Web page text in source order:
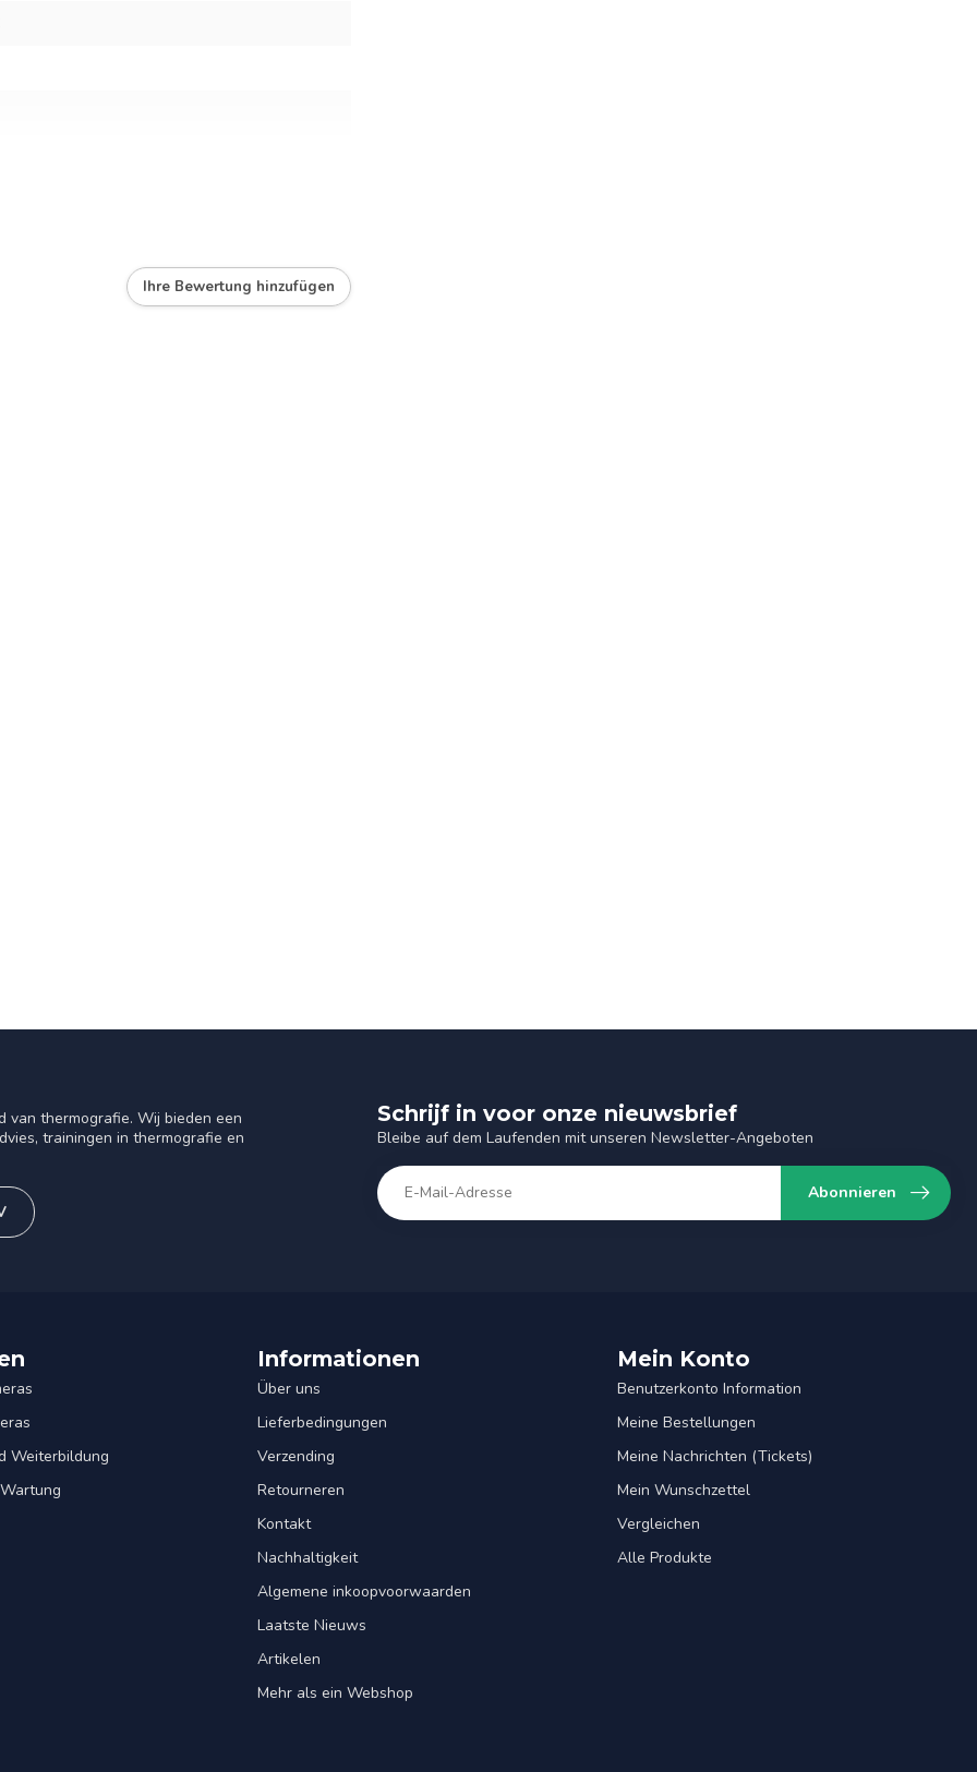
Ihre Bewertung hinzufügen
van thermografie. Wij bieden een
trainingen in thermografie en
Schrijf in voor onze nieuwsbrief
Bleibe auf dem Laufenden mit unseren Newsletter-Angeboten
Abonnieren
Weiterbildung
Informationen
Über uns
Lieferbedingungen
Verzending
Retourneren
Kontakt
Nachhaltigkeit
Algemene inkoopvoorwaarden
Laatste Nieuws
Artikelen
Mehr als ein Webshop
Mein Konto
Benutzerkonto Information
Meine Bestellungen
Meine Nachrichten (Tickets)
Mein Wunschzettel
Vergleichen
Alle Produkte